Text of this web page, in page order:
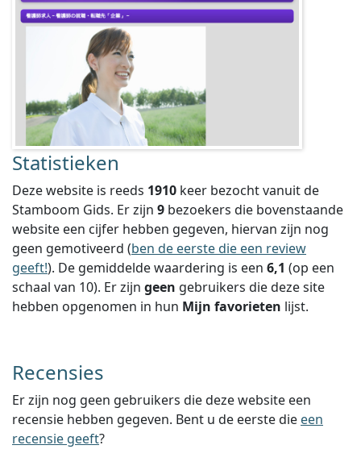
Statistieken
Deze website is reeds 1910 keer bezocht vanuit de
Stamboom Gids. Er zijn 9 bezoekers die bovenstaande
website een cijfer hebben gegeven, hiervan zijn nog
geen gemotiveerd (ben de eerste die een review
geeft!). De gemiddelde waardering is een 6,1 (op een
schaal van 10). Er zijn geen gebruikers die deze site
hebben opgenomen in hun Mijn favorieten lijst.
Recensies
Er zijn nog geen gebruikers die deze website een
recensie hebben gegeven. Bent u de eerste die een
recensie geeft?